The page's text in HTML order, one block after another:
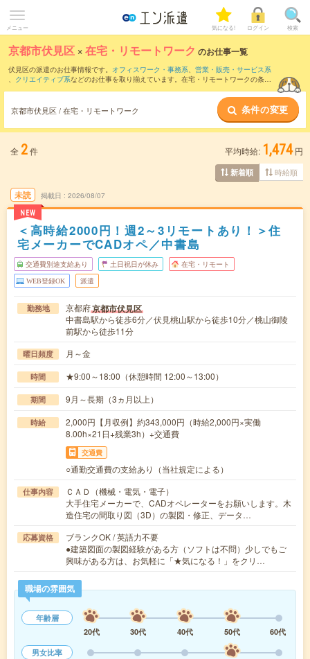
メニュー 気になる! ログイン 検索
京都市伏見区 ×在宅・リモートワーク のお仕事一覧
伏見区の派遣のお仕事情報です。 オフィスワーク・事務系、 営業・販売・サービス系
、 クリエイティブ系などのお仕事を取り揃えています。在宅・リモートワークの条件
京都市伏見区 / 在宅・リモートワーク 条件の変更
全 2件 平均時給: 1,474 円
新着順 時給順
未読
NEW
掲載日 2026/08/07
＜高時給2000円！週2～3リモートあり！＞住
宅メーカーでCADオペ／中書島
交通費別途支給あり 土日祝日が休み 在宅・リモート
WEB登録OK 派遣
勤務地 京都府京都市伏見区
中書島駅から徒歩6分／伏見桃山駅から徒歩10分／桃山御陵
前駅から徒歩11分
曜日頻度 月～金
時間 ★9:00～18:00（休憩時間 12:00～13:00）
期間 9月～長期（3ヵ月以上）
時給
2,000円【月収例】約343,000円（時給2,000円×実働
8.00h×21日+残業3h）+交通費
交通費
○通勤交通費の支給あり（当社規定による）
仕事内容
ＣＡＤ（機械・電気・電子）
大手住宅メーカーで、CADオペレーターをお願いします。木
造住宅の間取り図（3D）の製図・修正、データ…
応募資格
ブランクOK / 英語力不要
●建築図面の製図経験がある方（ソフトは不問）少しでもご
興味がある方は、お気軽に「★気になる！」をクリ…
職場の雰囲気
年齢層
20代
30代 40代 50代
60代
男女比率